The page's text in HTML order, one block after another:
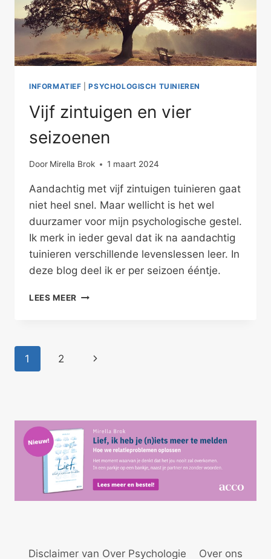
INFORMATIEF |PSYCHOLOGISCH TUINIEREN
Vijf zintuigen en vier
seizoenen
Door Mirella Brok 1 maart 2024
Aandachtig met vijf zintuigen tuinieren gaat
niet heel snel. Maar wellicht is het wel
duurzamer voor mijn psychologische gestel.
Ik merk in ieder geval dat ik na aandachtig
tuinieren verschillende levenslessen leer. In
deze blog deel ik er per seizoen ééntje.
LEES MEER VIJF
Paginanavigatie
1 2
Volgende
Disclaimer van Over Psychologie Over ons